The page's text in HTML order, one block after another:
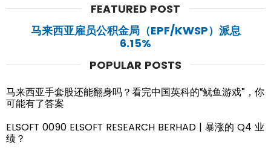
FEATURED POST
马来西亚雇员公积金局（EPF/KWSP）派息
6.15%
POPULAR POSTS
马来西亚手套股还能翻身吗？看完中国英科的“鱿鱼游戏”，你
可能有了答案
ELSOFT 0090 ELSOFT RESEARCH BERHAD | 暴涨的 Q4 业
绩？